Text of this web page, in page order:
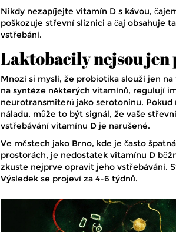
Nikdy nezapíjejte vitamín D s kávou,
poškozuje střevní sliznici a čaj obsahuje
vstřebání.
Laktobacily nejsou jen
Mnozí si myslí, že probiotika slouží jen
na syntéze některých vitamínů, regulují
neurotransmiterů jako serotoninu.
náladu, může to být signál, že vaše
vstřebávání vitamínu D je narušené.
Ve městech jako Brno, kde je často
prostorách, je nedostatek vitamínu D
zkuste nejprve opravit jeho vstřebávání.
Výsledek se projeví za 4-6 týdnů.